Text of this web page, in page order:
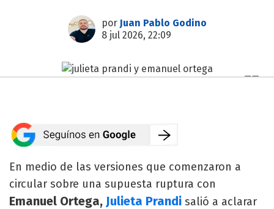
por Juan Pablo Godino
8 jul 2026, 22:09
En medio de las versiones que comenzaron a
circular sobre una supuesta ruptura con
Emanuel Ortega, Julieta Prandi salió a aclarar